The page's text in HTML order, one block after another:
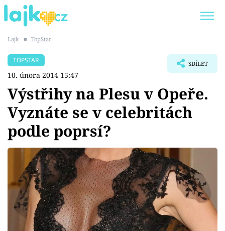
SHOPAHOLICADEL
Témata
Showbyznys
Youtubeři
Virály
Sex a vztahy
Lajk ■ TopStar
TOPSTAR
10. února 2014 15:47
SDÍLET
Výstřihy na Plesu v Opeře.
Vyznáte se v celebritách
podle poprsí?